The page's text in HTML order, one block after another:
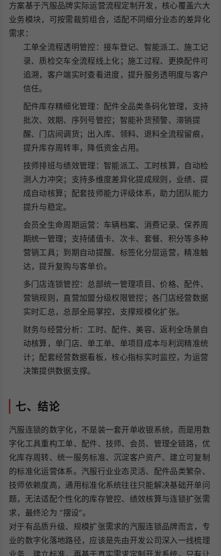
方案基于汽服品牌实际运营流程定制开发，核心覆盖六大
业务模块，可按需裁剪组合，适配不同细分业态的差异化
需求：
工单全流程透明管控：接车登记、智能派工、施工记
录、质检交车全流程线上化；施工过程、更换配件可
追溯，客户端实时查看进度，提升服务透明度与客户
信任。
配件库存精细化管理：配件全品类条码化管理，支持
批次、效期、序列号管控；智能补货预警、滞销提
醒、门店间调货；出入库、领料、退料全流程留痕，
提升库存周转率，降低资金占用。
技师排班与绩效管理：智能派工、工时核算，自动检
测人力冲突；支持多维度差异化提成规则，业绩、提
成自动核算；配套技师能力评级体系，助力团队能力
提升与稳定。
会员全生命周期运营：车辆档案、消费记录、保养周
期统一管理；支持储值卡、次卡、套餐、积分等多种
营销工具；到期自动提醒、标签化分层运营，精准触
达，提升复购与客单价。
多门店连锁管控：总部统一管理项目、价格、配件、
营销规则，直营加盟分级权限管控；各门店经营数据
实时汇总，总部全局掌控，支撑规模化扩张。
财务与经营分析：工时、配件、美容、返利全场景自
动核算，单门店、单工单、单项目成本与利润精准统
计；配套经营数据看板，核心指标实时监控，为运营
决策提供数据支撑。
七、结论
汽服连锁的数字化，不是装一套开单收银系统，而是用数
字化工具重构工单、配件、技师、会员、管理全链路，优
化库存周转、统一服务标准、沉淀客户资产、建立可复制
的标准化运营体系。汽服行业业态灵活、配件品类繁杂、
技师依赖度高，通用标准化系统往往只能解决基础开单问
题，无法适配个性化的库存管控、绩效核算与连锁扩张需
求，最终沦为 “摆设”。
对于有品质升级、规模扩张需求的汽服连锁品牌而言，专
业的数字化落地路径，应该是先由开发公司深入一线梳理
业务、建立标准，再基于真实需求定制开发系统。只有让